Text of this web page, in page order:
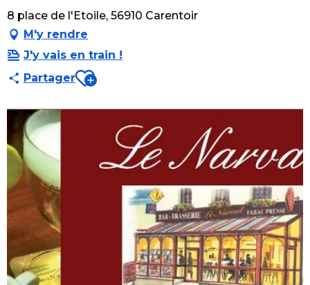
8 place de l'Etoile, 56910 Carentoir
M'y rendre
J'y vais en train !
PartagerAjouter aux favoris